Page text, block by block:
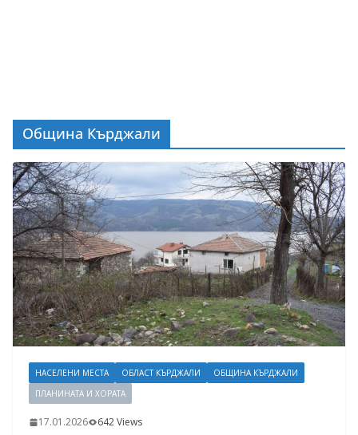
Община Кърджали
НАСЕЛЕНИ МЕСТА ОБЛАСТ КЪРДЖАЛИ
ОБЩИНА КЪРДЖАЛИ
ПЛАНИНАТА И ХОРАТА
17.01.2026 642 Views